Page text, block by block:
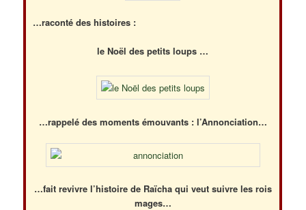
…raconté des histoires :
le Noël des petits loups …
…rappelé des moments émouvants : l’Annonciation…
…fait revivre l’histoire de Raïcha qui veut suivre les rois
mages…